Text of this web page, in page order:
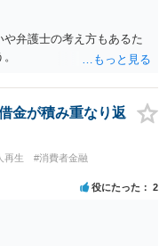
弁護士の考え方もあるた
金が積み重なり返
再生
#消費者金融
役にたった 2